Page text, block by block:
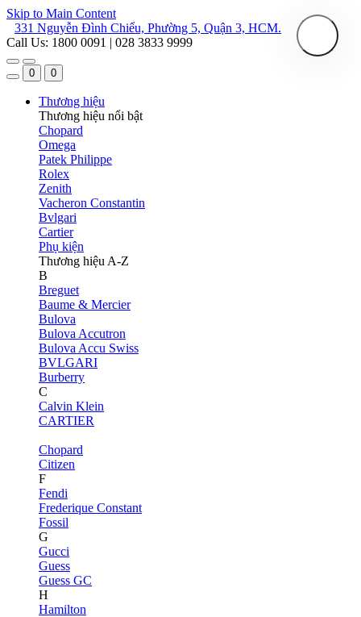
Skip to Main Content
331 Nguyễn Đình Chiểu, Phường 5, Quận 3, HCM.
Call Us: 1800 0091 | 028 3833 9999
0 0
Thương hiệu
Thương hiệu nổi bật
Chopard
Omega
Patek Philippe
Rolex
Zenith
Vacheron Constantin
Bvlgari
Cartier
Phụ kiện
Thương hiệu A-Z
B
Breguet
Baume & Mercier
Bulova
Bulova Accutron
Bulova Accu Swiss
BVLGARI
Burberry
C
Calvin Klein
CARTIER
Chopard
Citizen
F
Fendi
Frederique Constant
Fossil
G
Gucci
Guess
Guess GC
H
Hamilton